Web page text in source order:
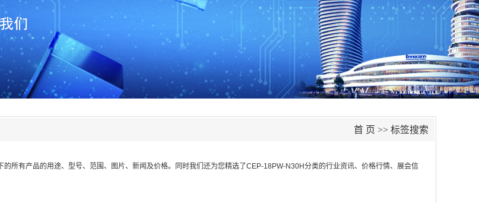
首 页 >> 标签搜索
下的所有产品的用途、型号、范围、图片、新闻及价格。同时我们还为您精选了CEP-18PW-N30H分类的行业资讯、价格行情、展会信